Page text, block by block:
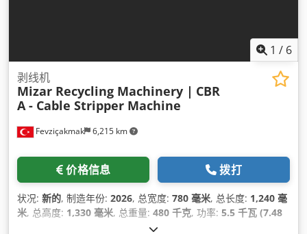
1 / 6
Fevziçakmak 6,215 km
剥线机
Mizar Recycling Machinery | CBR
A - Cable Stripper Machine
价格信息 拨打
状况: 新的, 制造年份: 2026, 总宽度: 780 毫米, 总长度: 1,240 毫
米, 总高度: 1,330 毫米, 总重量: 480 千克, 功率: 5.5 千瓦 (7.48
, CBR A3 剥线机专为剥除各种规格电